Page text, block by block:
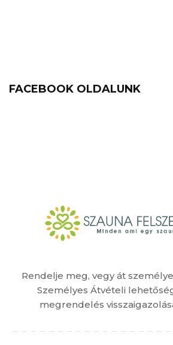
Rendelje meg, vegy át
Személyes Átvételi
megrendelés
FACEBOOK OLDALUNK